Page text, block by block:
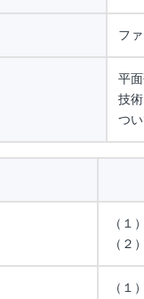
フ
平
技
つ
（１
（２
（１